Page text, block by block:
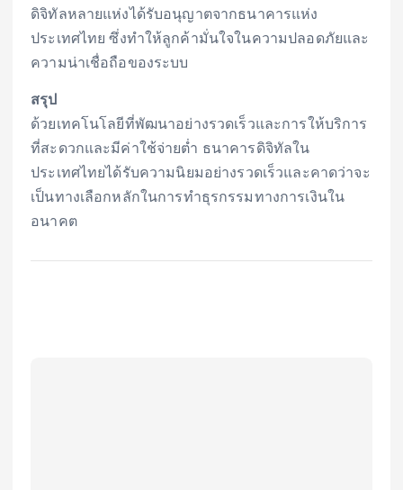
ดิจิทัลหลายแห่งได้รับอนุญาตจากธนาคารแห่ง
ประเทศไทย ซึ่งทำให้ลูกค้ามั่นใจในความปลอดภัยและ
ความน่าเชื่อถือของระบบ
สรุป
ด้วยเทคโนโลยีที่พัฒนาอย่างรวดเร็วและการให้บริการ
ที่สะดวกและมีค่าใช้จ่ายต่ำ ธนาคารดิจิทัลใน
ประเทศไทยได้รับความนิยมอย่างรวดเร็วและคาดว่าจะ
เป็นทางเลือกหลักในการทำธุรกรรมทางการเงินใน
อนาคต